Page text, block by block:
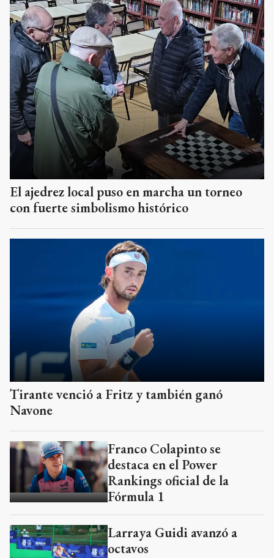
El ajedrez local puso en marcha un torneo
con fuerte simbolismo histórico
Tirante venció a Fritz y también ganó
Navone
Franco Colapinto se
destaca en el Power
Rankings oficial de la
Fórmula 1
Larraya Guidi avanzó a
octavos